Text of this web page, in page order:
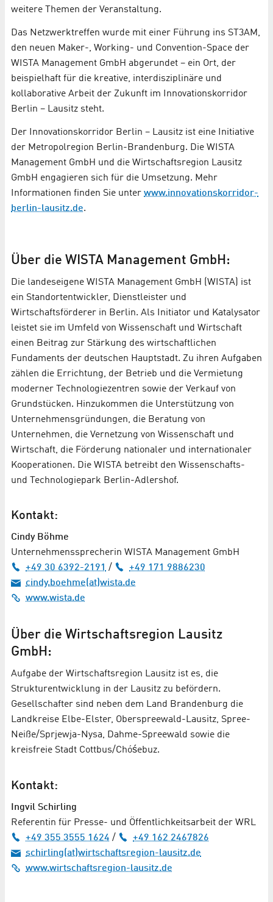
weitere Themen der Veranstaltung.
Das Netzwerktreffen wurde mit einer Führung ins ST3AM,
den neuen Maker-, Working- und Convention-Space der
WISTA Management GmbH abgerundet – ein Ort, der
beispielhaft für die kreative, interdisziplinäre und
kollaborative Arbeit der Zukunft im Innovationskorridor
Berlin – Lausitz steht.
Der Innovationskorridor Berlin – Lausitz ist eine Initiative
der Metropolregion Berlin-Brandenburg. Die WISTA
Management GmbH und die Wirtschaftsregion Lausitz
GmbH engagieren sich für die Umsetzung. Mehr
Informationen finden Sie unter www.innovationskorridor-
berlin-lausitz.de.
Über die WISTA Management GmbH:
Die landeseigene WISTA Management GmbH (WISTA) ist
ein Standortentwickler, Dienstleister und
Wirtschaftsförderer in Berlin. Als Initiator und Katalysator
leistet sie im Umfeld von Wissenschaft und Wirtschaft
einen Beitrag zur Stärkung des wirtschaftlichen
Fundaments der deutschen Hauptstadt. Zu ihren Aufgaben
zählen die Errichtung, der Betrieb und die Vermietung
moderner Technologiezentren sowie der Verkauf von
Grundstücken. Hinzukommen die Unterstützung von
Unternehmensgründungen, die Beratung von
Unternehmen, die Vernetzung von Wissenschaft und
Wirtschaft, die Förderung nationaler und internationaler
Kooperationen. Die WISTA betreibt den Wissenschafts-
und Technologiepark Berlin-Adlershof.
Kontakt:
Cindy Böhme
Unternehmenssprecherin WISTA Management GmbH
+49 30 6392-2191 /
+49 171 9886230
cindy.boehme(at)wista.de
www.wista.de
Über die Wirtschaftsregion Lausitz
GmbH:
Aufgabe der Wirtschaftsregion Lausitz ist es, die
Strukturentwicklung in der Lausitz zu befördern.
Gesellschafter sind neben dem Land Brandenburg die
Landkreise Elbe-Elster, Oberspreewald-Lausitz, Spree-
Neiße/Sprjewja-Nysa, Dahme-Spreewald sowie die
kreisfreie Stadt Cottbus/Chóśebuz.
Kontakt:
Ingvil Schirling
Referentin für Presse- und Öffentlichkeitsarbeit der WRL
+49 355 3555 1624 /
+49 162 2467826
schirling(at)wirtschaftsregion-lausitz.de
www.wirtschaftsregion-lausitz.de